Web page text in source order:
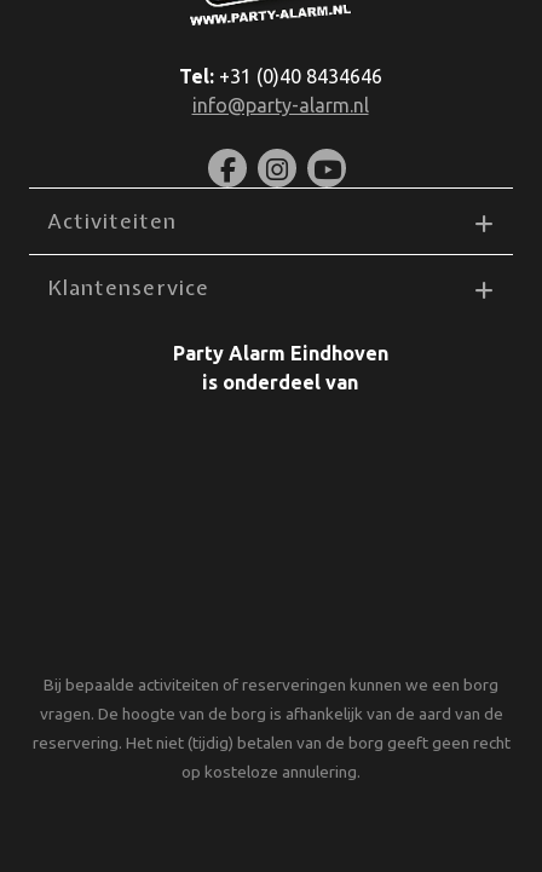
Tel:+31 (0)40 8434646
info@party-alarm.nl
Activiteiten
Klantenservice
Party Alarm Eindhoven
is onderdeel van
Bij bepaalde activiteiten of reserveringen kunnen we een borg
vragen. De hoogte van de borg is afhankelijk van de aard van de
reservering. Het niet (tijdig) betalen van de borg geeft geen recht
op kosteloze annulering.